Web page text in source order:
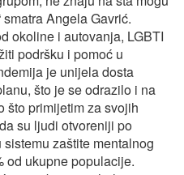
Angela Gavrić.
okoline i autovanja, LGBTI
podršku i pomoć u
je unijela dosta
što je se odrazilo i na
što primijetim za svojih
su ljudi otvoreniji po
zaštite mentalnog
od ukupne populacije.